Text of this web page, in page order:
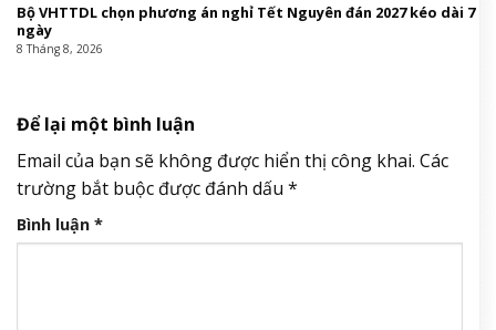
Bộ VHTTDL chọn phương án nghỉ Tết Nguyên đán 2027 kéo dài 7
ngày
8 Tháng 8, 2026
Để lại một bình luận
Email của bạn sẽ không được hiển thị công khai. Các
trường bắt buộc được đánh dấu *
Bình luận *